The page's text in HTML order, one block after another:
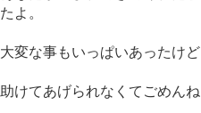
たよ。
大変な事もいっぱいあったけ
助けてあげられなくてごめんね